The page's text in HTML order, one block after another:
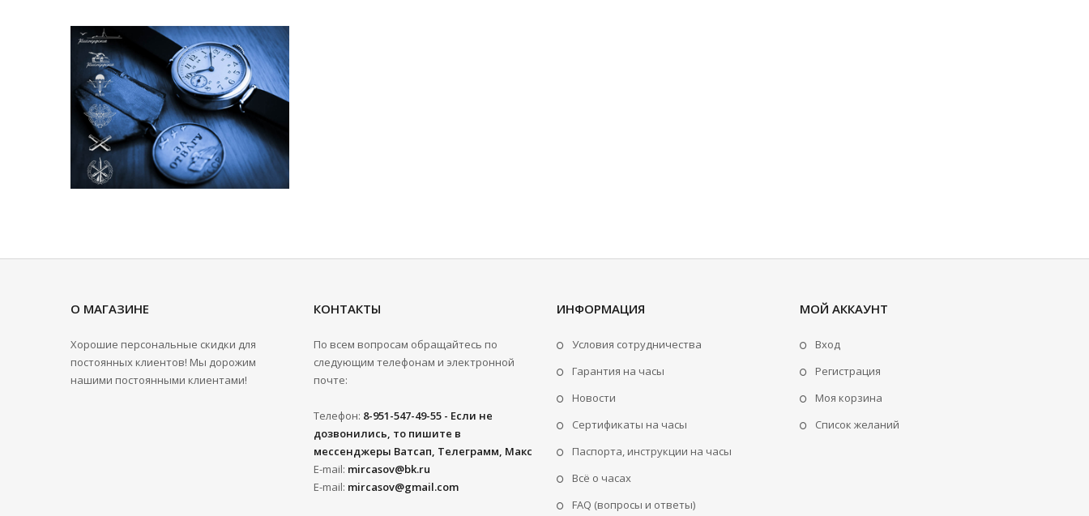
О МАГАЗИНЕ
Хорошие персональные скидки для
постоянных клиентов! Мы дорожим
нашими постоянными клиентами!
КОНТАКТЫ
По всем вопросам обращайтесь по
следующим телефонам и электронной
почте:
Телефон: 8-951-547-49-55 - Если не
дозвонились, то пишите в
мессенджеры Ватсап, Телеграмм, Макс
E-mail: mircasov@bk.ru
E-mail: mircasov@gmail.com
ИНФОРМАЦИЯ
Условия сотрудничества
Гарантия на часы
Новости
Сертификаты на часы
Паспорта, инструкции на часы
Всё о часах
FAQ (вопросы и ответы)
МОЙ АККАУНТ
Вход
Регистрация
Моя корзина
Cписок желаний